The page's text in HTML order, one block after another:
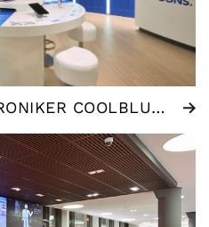
EINRICHTUNG ELEKTRONIKER COOLBLUE NL